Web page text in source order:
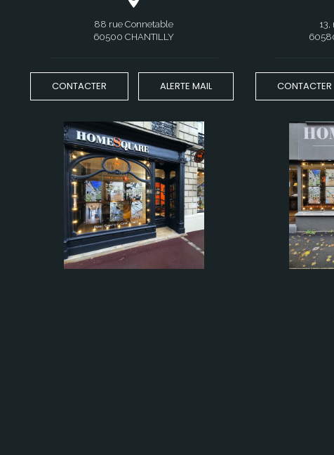
88 rue Connetable
60500 CHANTILLY
CONTACTER ALERTE MAIL CONTACTER